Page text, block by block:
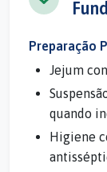
Preparação
Jejum
quando
Higiene